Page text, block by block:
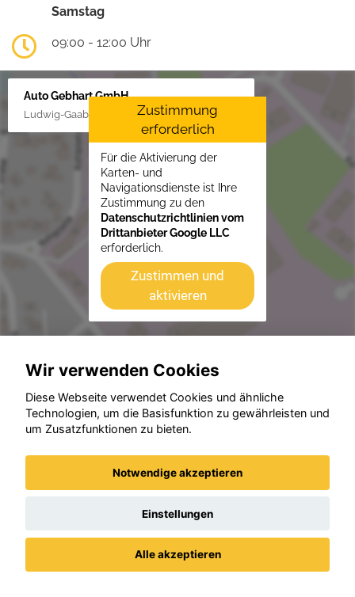
Samstag
09:00 - 12:00 Uhr
Auto Gebhart GmbH
Ludwig-Gaab-Str. 4, 88427 Bad Schussenried
Zustimmung
erforderlich
Für die Aktivierung der
Karten- und
Navigationsdienste ist Ihre
Zustimmung zu den
Datenschutzrichtlinien vom
Drittanbieter Google LLC
erforderlich.
Zustimmen und
aktivieren
Beispiele aus unserem Bestand
Wir verwenden Cookies
Diese Webseite verwendet Cookies und ähnliche
Technologien, um die Basisfunktion zu gewährleisten und
um Zusatzfunktionen zu bieten.
Notwendige akzeptieren
Einstellungen
Alle akzeptieren